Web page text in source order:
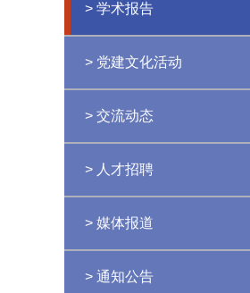
> 学术报告
> 党建文化活动
> 交流动态
> 人才招聘
> 媒体报道
> 通知公告